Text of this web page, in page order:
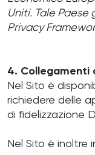
Uniti. Tale
Privacy
4.
Nel Sito è
richiedere delle
di fidelizzazione
Nel Sito è inoltre